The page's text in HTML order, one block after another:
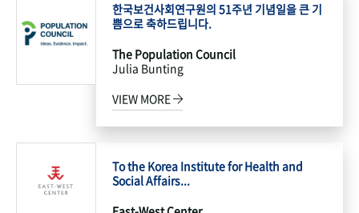
한국보건사회연구원의 51주년 기념일을 큰 기
쁨으로 축하드립니다.
The Population Council
Julia Bunting
VIEW MORE
To the Korea Institute for Health and
Social Affairs...